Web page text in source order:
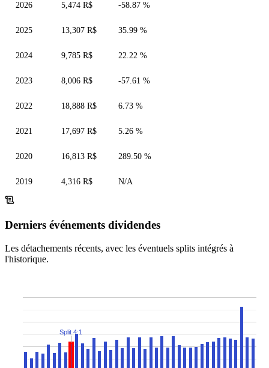
2026 5,474 R$ -58.87 %
2025 13,307 R$ 35.99 %
2024 9,785 R$ 22.22 %
2023 8,006 R$ -57.61 %
2022 18,888 R$ 6.73 %
2021 17,697 R$ 5.26 %
2020 16,813 R$ 289.50 %
2019 4,316 R$ N/A
Derniers événements dividendes
Les détachements récents, avec les éventuels splits intégrés à
l'historique.
Split 4:1